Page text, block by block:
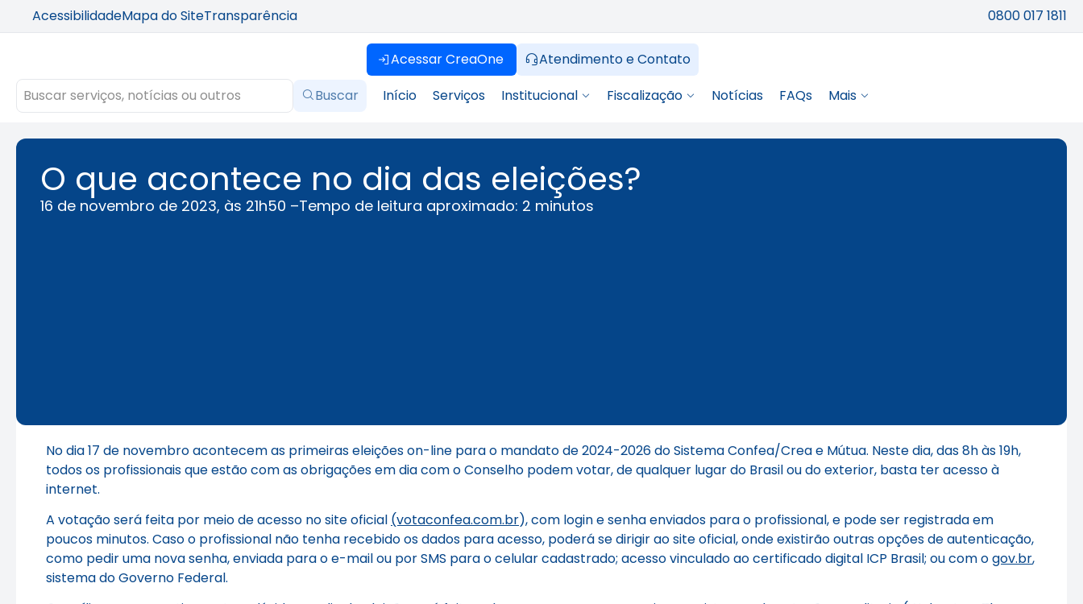
AcessibilidadeMapa do SiteTransparência 0800 017 1811
Acessar CreaOne
Atendimento e Contato
Buscar
Início Serviços Institucional Fiscalização Notícias FAQs Mais
O que acontece no dia das eleições?
16 de novembro de 2023, às 21h50 –Tempo de leitura aproximado: 2 minutos
No dia 17 de novembro acontecem as primeiras eleições on-line para o mandato de 2024-2026 do Sistema Confea/Crea e Mútua. Neste dia, das 8h às 19h,
todos os profissionais que estão com as obrigações em dia com o Conselho podem votar, de qualquer lugar do Brasil ou do exterior, basta ter acesso à
internet.
A votação será feita por meio de acesso no site oficial (votaconfea.com.br), com login e senha enviados para o profissional, e pode ser registrada em
poucos minutos. Caso o profissional não tenha recebido os dados para acesso, poderá se dirigir ao site oficial, onde existirão outras opções de autenticação,
como pedir uma nova senha, enviada para o e-mail ou por SMS para o celular cadastrado; acesso vinculado ao certificado digital ICP Brasil; ou com ogov.br,
sistema do Governo Federal.